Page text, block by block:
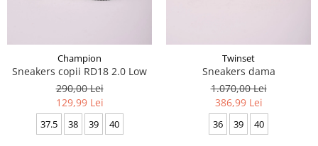
Champion
Sneakers copii RD18 2.0 Low
290,00 Lei
129,99 Lei
37.5 38 39 40
Twinset
Sneakers dama
1.070,00 Lei
386,99 Lei
36 39 40